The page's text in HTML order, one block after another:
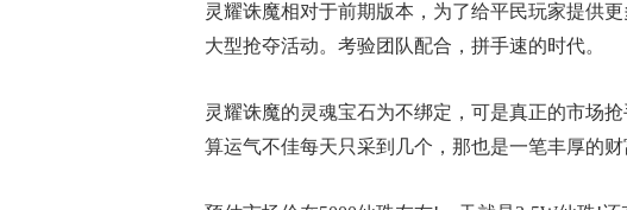
灵耀诛魔相对于前期版本，为了给平民玩家提供
大型抢夺活动。考验团队配合，拼手速的时代。
灵耀诛魔的灵魂宝石为不绑定，可是真正的市场
算运气不佳每天只采到几个，那也是一笔丰厚的财